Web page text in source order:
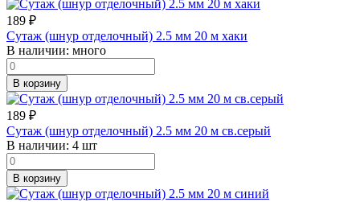
189 ₽
Сутаж (шнур отделочный) 2.5 мм 20 м хаки
В наличии: много
В корзину
189 ₽
Сутаж (шнур отделочный) 2.5 мм 20 м св.серый
В наличии: 4 шт
В корзину